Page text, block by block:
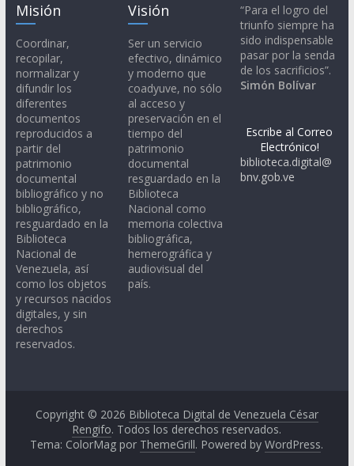
Misión
Coordinar,
recopilar,
normalizar y
difundir los
diferentes
documentos
reproducidos a
partir del
patrimonio
documental
bibliográfico y no
bibliográfico,
resguardado en la
Biblioteca
Nacional de
Venezuela, así
como los objetos
y recursos nacidos
digitales, y sin
derechos
reservados.
Visión
Ser un servicio
efectivo, dinámico
y moderno que
coadyuve, no sólo
al acceso y
preservación en el
tiempo del
patrimonio
documental
resguardado en la
Biblioteca
Nacional como
memoria colectiva
bibliográfica,
hemerográfica y
audiovisual del
país.
“Para el logro del
triunfo siempre ha
sido indispensable
pasar por la senda
de los sacrificios”.
Simón Bolívar
Escribe al Correo
Electrónico!
biblioteca.digital@
bnv.gob.ve
Copyright © 2026 Biblioteca Digital de Venezuela César
Rengifo. Todos los derechos reservados.
Tema: ColorMag por ThemeGrill. Powered byWordPress.